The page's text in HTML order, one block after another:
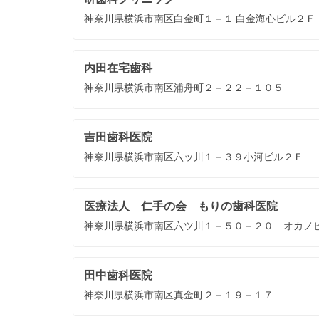
神奈川県横浜市南区白金町１－１ 白金海心ビル２Ｆ
内田在宅歯科
神奈川県横浜市南区浦舟町２－２２－１０５
吉田歯科医院
神奈川県横浜市南区六ッ川１－３９小河ビル２Ｆ
医療法人 仁手の会 もりの歯科医院
神奈川県横浜市南区六ツ川１－５０－２０ オカノ
田中歯科医院
神奈川県横浜市南区真金町２－１９－１７